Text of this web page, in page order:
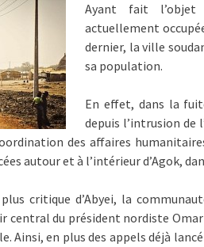
Ayant fait l’objet
actuellement
dernier, la ville
sa population.
En effet, dans la
depuis l’intrusion de
des affaires
autour et à l’intérieur d’Agok,
critique d’Abyei, la
central du président nordiste
Ainsi, en plus des appels déjà